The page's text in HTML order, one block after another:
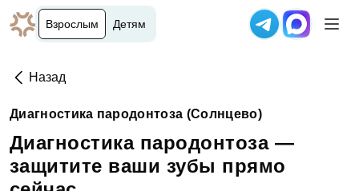
Взрослым Детям
Назад
Диагностика пародонтоза —
защитите ваши зубы прямо
Диагностика пародонтоза (Солнцево)